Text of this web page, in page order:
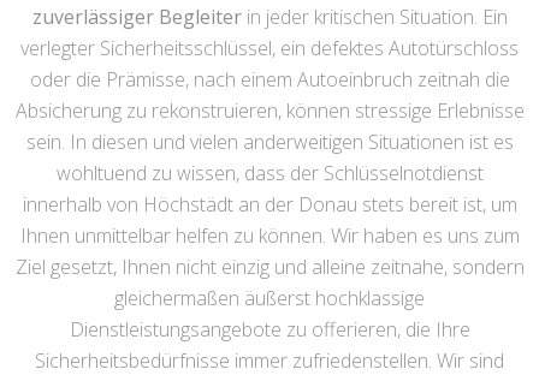
zuverlässiger Begleiterin jeder kritischen Situation. Ein
verlegter Sicherheitsschlüssel, ein defektes Autotürschloss
oder die Prämisse, nach einem Autoeinbruch zeitnah die
Absicherung zu rekonstruieren, können stressige Erlebnisse
sein. In diesen und vielen anderweitigen Situationen ist es
wohltuend zu wissen, dass der Schlüsselnotdienst
innerhalb von Höchstädt an der Donau stets bereit ist, um
Ihnen unmittelbar helfen zu können. Wir haben es uns zum
Ziel gesetzt, Ihnen nicht einzig und alleine zeitnahe, sondern
gleichermaßen äußerst hochklassige
Dienstleistungsangebote zu offerieren, die Ihre
Sicherheitsbedürfnisse immer zufriedenstellen. Wir sind